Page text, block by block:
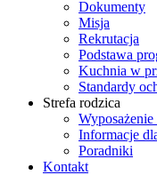
Dokumenty
Misja
Rekrutacja
Podstawa
Kuchnia w
Standardy
Strefa rodzica
Wyposażenie
Informacje
Poradniki
Kontakt